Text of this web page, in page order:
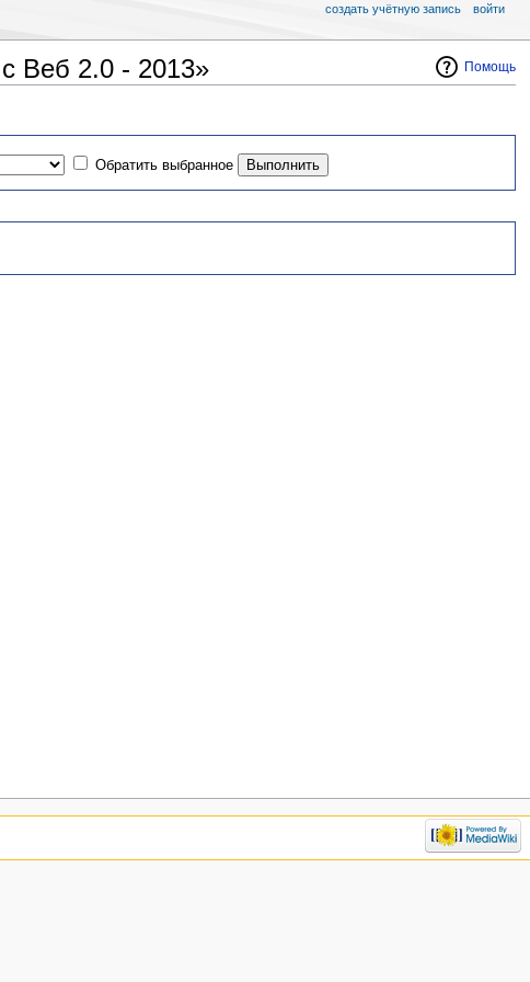
Помощь
Веб 2.0 - 2013»
Обратить выбранное
создать учётную запись войти